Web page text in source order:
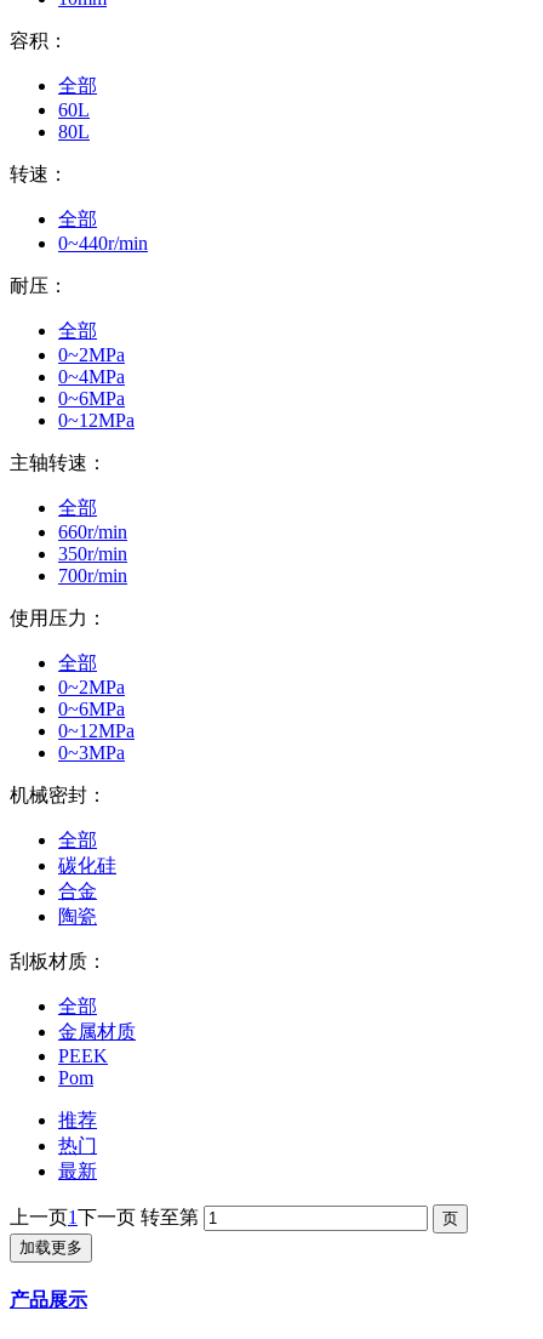
容积：
全部
60L
80L
转速：
全部
0~440r/min
耐压：
全部
0~2MPa
0~4MPa
0~6MPa
0~12MPa
主轴转速：
全部
660r/min
350r/min
700r/min
使用压力：
全部
0~2MPa
0~6MPa
0~12MPa
0~3MPa
机械密封：
全部
碳化硅
合金
陶瓷
刮板材质：
全部
金属材质
PEEK
Pom
推荐
热门
最新
上一页1下一页 转至第
加载更多
产品展示